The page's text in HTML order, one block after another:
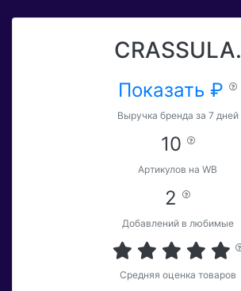
CRASSULA.
Показать ₽
Выручка бренда за 7 дней
10
Артикулов на WB
2
Добавлений в любимые
Средняя оценка товаров